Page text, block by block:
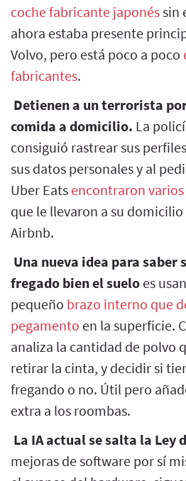
coche fabricante japonéssin
ahora estaba presente
Volvo, pero está poco a poco
fabricantes.
Detienen a un terrorista
comida a domicilio. La
consiguió rastrear sus
sus datos personales y al
Uber Eats encontraron
que le llevaron a su
Airbnb.
Una nueva idea para saber
fregado bien el suelo es
pequeño brazo interno que
pegamento en la superficie.
analiza la cantidad de polvo
retirar la cinta, y decidir si
fregando o no. Útil pero
extra a los roombas.
La IA actual se salta la Ley
mejoras de software por sí